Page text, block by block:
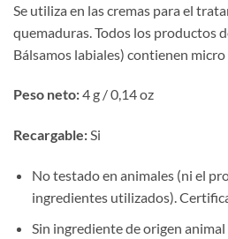
Se utiliza en las cremas para el
quemaduras. Todos los productos
Bálsamos labiales) contienen
Peso neto:4 g / 0,14 oz
Recargable:Si
No testado en animales (ni el
ingredientes utilizados).
Sin ingrediente de origen animal